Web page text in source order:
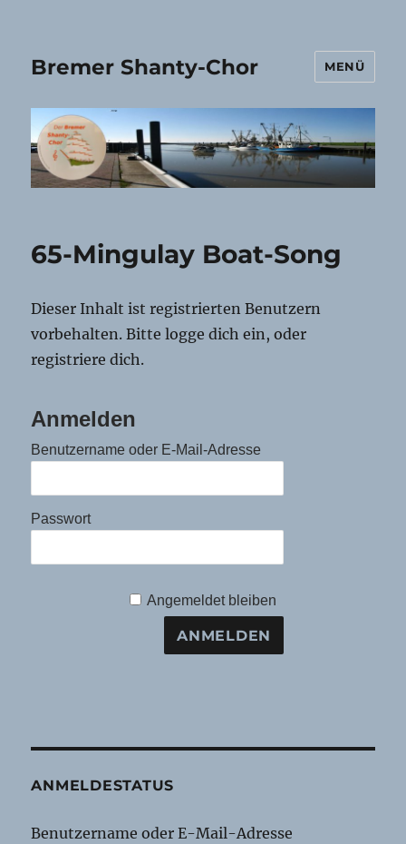
Bremer Shanty-Chor MENÜ
65-Mingulay Boat-Song
Dieser Inhalt ist registrierten Benutzern
vorbehalten. Bitte logge dich ein, oder
registriere dich.
Anmelden
Benutzername oder E-Mail-Adresse
Passwort
Angemeldet bleiben
ANMELDESTATUS
Benutzername oder E-Mail-Adresse